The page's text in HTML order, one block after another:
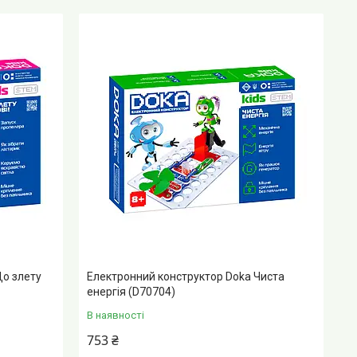
злету
Електронний конструктор Doka Чиста
енергія (D70704)
В наявності
753 ₴